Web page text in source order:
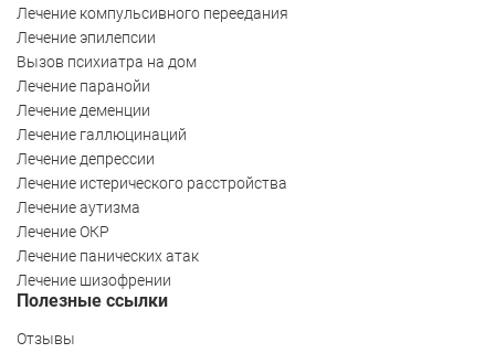
Лечение компульсивного переедания
Лечение эпилепсии
Вызов психиатра на дом
Лечение паранойи
Лечение деменции
Лечение галлюцинаций
Лечение депрессии
Лечение истерического расстройства
Лечение аутизма
Лечение ОКР
Лечение панических атак
Лечение шизофрении
Полезные ссылки
Отзывы